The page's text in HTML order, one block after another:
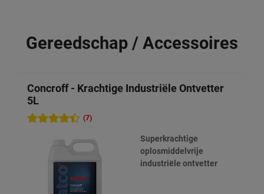
Gereedschap / Accessoires
Concroff - Krachtige Industriële Ontvetter
5L
(7)
Superkrachtige
oplosmiddelvrije
industriële ontvetter